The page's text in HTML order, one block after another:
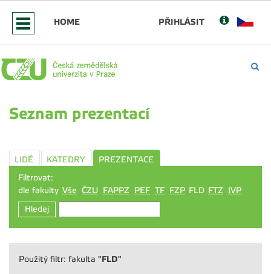
HOME PŘIHLÁSIT
Seznam prezentací
LIDÉ KATEDRY
PREZENTACE
Filtrovat:
dle fakulty Vše ČZU FAPPZ PEF TF FZP FLD FTZ IVP
Hledej
Použitý filtr: fakulta "FLD"